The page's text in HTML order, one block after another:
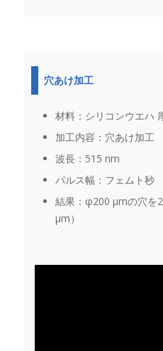
穴あけ加工
材料：シリコンウエハ
加工内容：穴あけ加工
波長：515 nm
パルス幅：フェムト秒
結果：φ200 μmの穴を
μm）